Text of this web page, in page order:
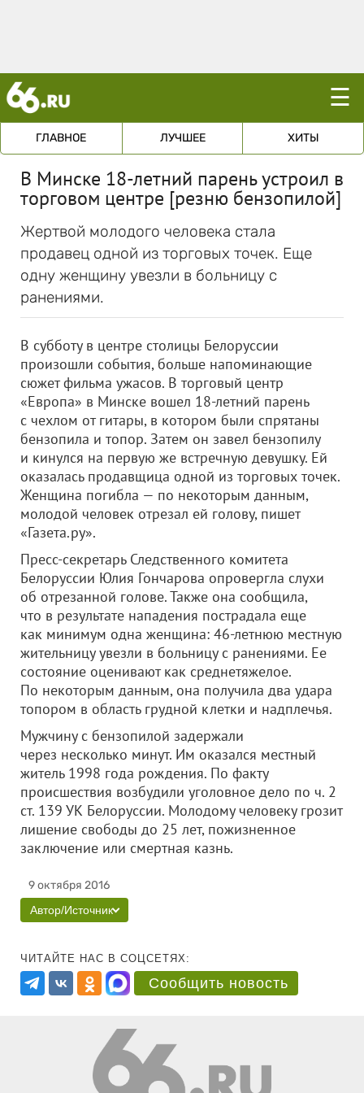
☰
ГЛАВНОЕ ЛУЧШЕЕ ХИТЫ
В Минске 18-летний парень устроил в
торговом центре [резню бензопилой]
Жертвой молодого человека стала
продавец одной из торговых точек. Еще
одну женщину увезли в больницу с
ранениями.
В субботу в центре столицы Белоруссии
произошли события, больше напоминающие
сюжет фильма ужасов. В торговый центр
«Европа» в Минске вошел 18-летний парень
с чехлом от гитары, в котором были спрятаны
бензопила и топор. Затем он завел бензопилу
и кинулся на первую же встречную девушку. Ей
оказалась продавщица одной из торговых точек.
Женщина погибла — по некоторым данным,
молодой человек отрезал ей голову, пишет
«Газета.ру».
Пресс-секретарь Следственного комитета
Белоруссии Юлия Гончарова опровергла слухи
об отрезанной голове. Также она сообщила,
что в результате нападения пострадала еще
как минимум одна женщина: 46-летнюю местную
жительницу увезли в больницу с ранениями. Ее
состояние оценивают как среднетяжелое.
По некоторым данным, она получила два удара
топором в область грудной клетки и надплечья.
Мужчину с бензопилой задержали
через несколько минут. Им оказался местный
житель 1998 года рождения. По факту
происшествия возбудили уголовное дело по ч. 2
ст. 139 УК Белоруссии. Молодому человеку грозит
лишение свободы до 25 лет, пожизненное
заключение или смертная казнь.
9 октября 2016
Автор/Источник
ЧИТАЙТЕ НАС В СОЦСЕТЯХ:
Сообщить новость